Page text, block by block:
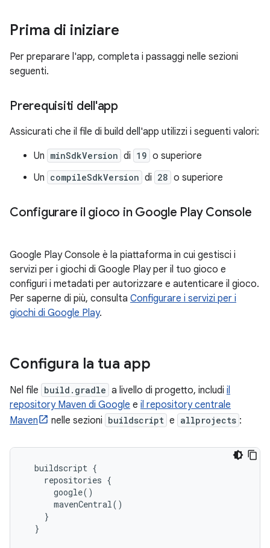
Prima di iniziare
Per preparare l'app, completa i passaggi nelle sezioni
seguenti.
Prerequisiti dell'app
Assicurati che il file di build dell'app utilizzi i seguenti valori:
Un minSdkVersion di 19 o superiore
Un compileSdkVersion di 28 o superiore
Configurare il gioco in Google Play Console
Google Play Console è la piattaforma in cui gestisci i
servizi per i giochi di Google Play per il tuo gioco e
configuri i metadati per autorizzare e autenticare il gioco.
Per saperne di più, consulta Configurare i servizi per i
giochi di Google Play.
Configura la tua app
Nel file build.gradle a livello di progetto, includi il
repository Maven di Google e il repository centrale
Maven
nelle sezioni buildscript e allprojects :
  buildscript {
    repositories {
      google()
      mavenCentral()
    }
  }